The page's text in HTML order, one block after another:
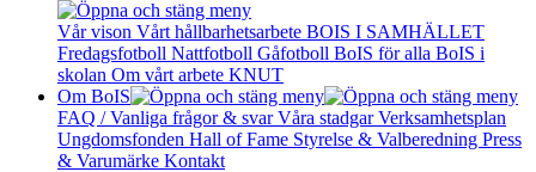
Vår vison Vårt hållbarhetsarbete BOIS I SAMHÄLLET
Fredagsfotboll Nattfotboll Gåfotboll BoIS för alla BoIS i
skolan Om vårt arbete KNUT
Om BoIS
FAQ / Vanliga frågor & svarVåra stadgarVerksamhetsplan
Ungdomsfonden Hall of Fame Styrelse & Valberedning Press
& Varumärke Kontakt